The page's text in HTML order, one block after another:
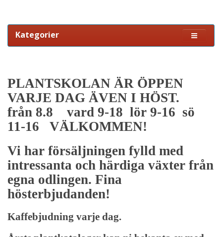
Kategorier
PLANTSKOLAN ÄR ÖPPEN
VARJE DAG ÄVEN I HÖST.
från 8.8 vard 9-18 lör 9-16 sö
11-16 VÄLKOMMEN!
Vi har försäljningen fylld med
intressanta och härdiga växter från
egna odlingen. Fina
hösterbjudanden!
Kaffebjudning varje dag.